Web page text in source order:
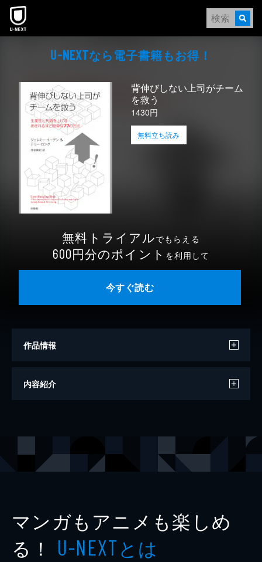
本文へスキップ
U-NEXTなら電⼦書籍もお得！
背伸びしない上司がチーム
を救う
1430円
無料立ち読み
無料トライアルでもらえる
600円分のポイント を利用して
今すぐ読む
作品情報
著者
レーベル 扶桑社ＢＯＯＫＳ
内容紹介
マンガもアニメも楽しめ
る！ U-NEXTとは